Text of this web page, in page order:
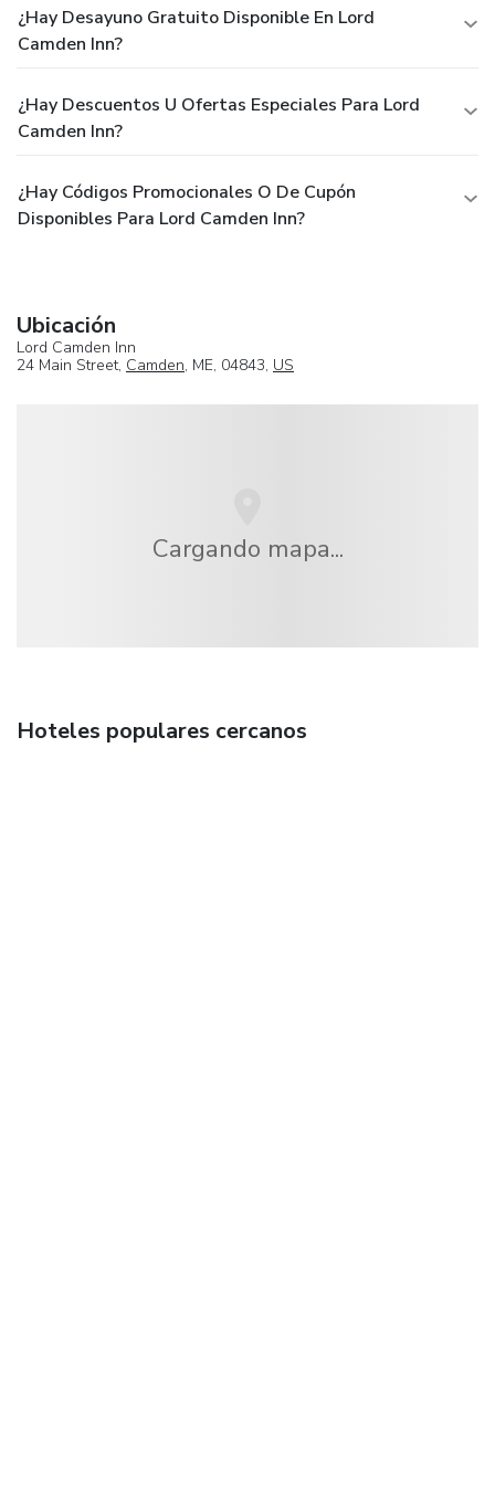
¿Hay Desayuno Gratuito Disponible En Lord
Camden Inn?
¿Hay Descuentos U Ofertas Especiales Para Lord
Camden Inn?
¿Hay Códigos Promocionales O De Cupón
Disponibles Para Lord Camden Inn?
Ubicación
Lord Camden Inn
24 Main Street, Camden, ME, 04843, US
Cargando mapa...
Hoteles populares cercanos